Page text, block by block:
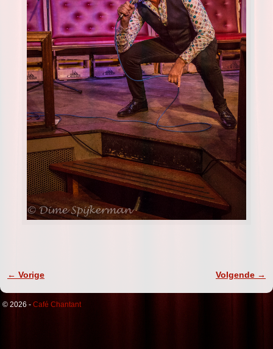
Afbeeldingnavigatie
← Vorige Volgende →
© 2026 - Café Chantant